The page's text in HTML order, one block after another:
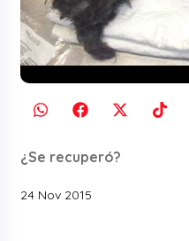
¿Se recuperó?
24 Nov 2015